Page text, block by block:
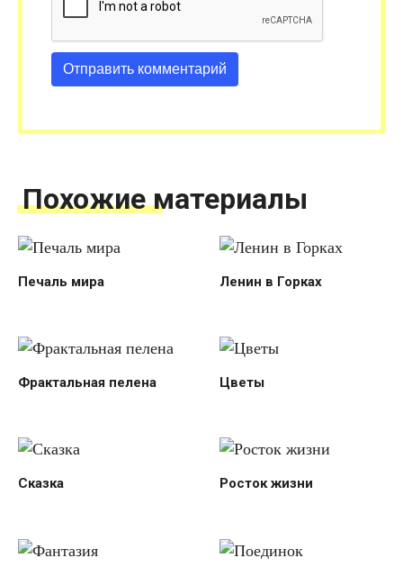
Похожие материалы
Печаль мира Ленин в Горках
Фрактальная пелена Цветы
Сказка Росток жизни